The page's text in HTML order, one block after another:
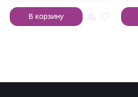
В корзину